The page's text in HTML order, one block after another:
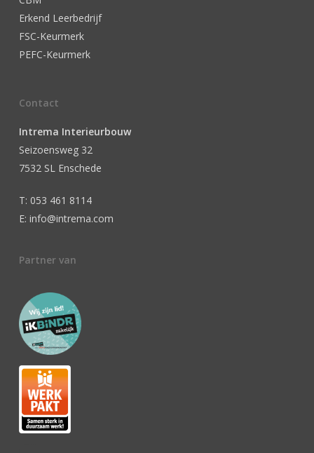
Erkend Leerbedrijf
FSC-Keurmerk
PEFC-Keurmerk
Contact
Intrema Interieurbouw
Seizoensweg 32
7532 SL Enschede
T: 053 461 8114
E: info@intrema.com
Partner van